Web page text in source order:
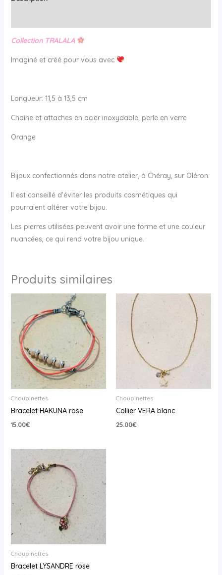
Collection TRALALA
Imaginé et créé pour vous avec
Longueur: 11,5 à 13,5 cm
Chaîne et attaches en acier inoxydable, perle en verre
Orange
Bijoux confectionnés dans notre atelier, à Chéray, sur Oléron.
Il est conseillé d’éviter les produits cosmétiques qui
pourraient altérer votre bijou.
Les pierres utilisées peuvent avoir une forme et une couleur
nuancées, ce qui rend votre bijou unique.
Produits similaires
Choupinettes
Bracelet HAKUNA rose
15.00€
Choupinettes
Collier VERA blanc
25.00€
Choupinettes
Bracelet LYSANDRE rose